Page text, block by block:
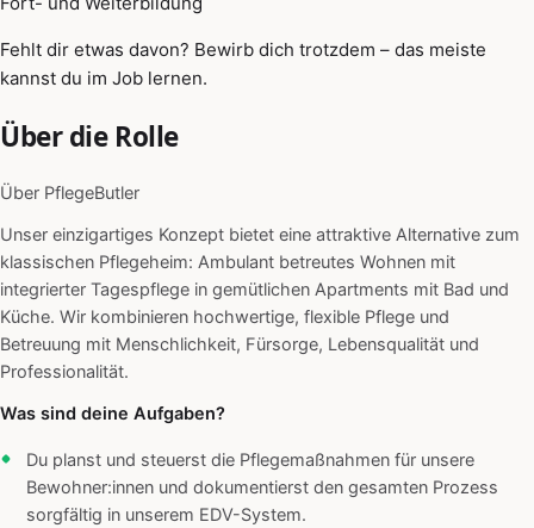
Fehlt dir etwas davon? Bewirb dich trotzdem – das meiste
kannst du im Job lernen.
Über die Rolle
Über PflegeButler
Unser einzigartiges Konzept bietet eine attraktive Alternative zum
klassischen Pflegeheim: Ambulant betreutes Wohnen mit
integrierter Tagespflege in gemütlichen Apartments mit Bad und
Küche. Wir kombinieren hochwertige, flexible Pflege und
Betreuung mit Menschlichkeit, Fürsorge, Lebensqualität und
Professionalität.
Was sind deine Aufgaben?
Du planst und steuerst die Pflegemaßnahmen für unsere
Bewohner:innen und dokumentierst den gesamten Prozess
sorgfältig in unserem EDV-System.